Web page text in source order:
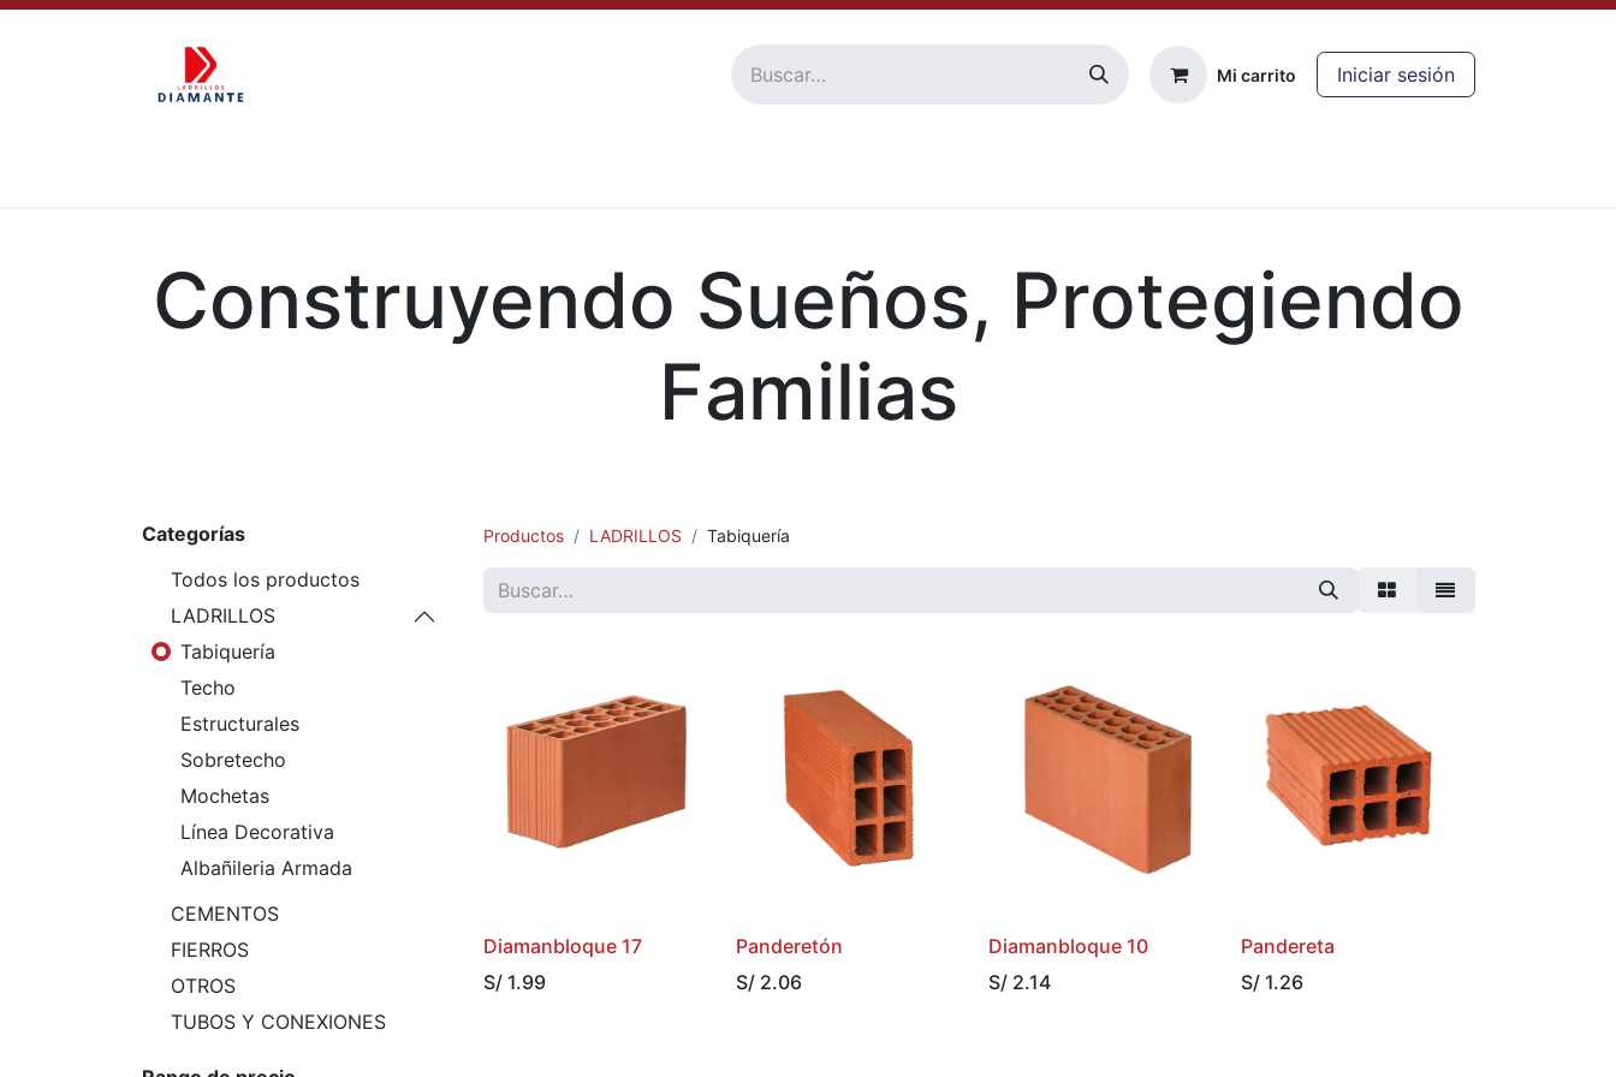
Mi carrito Iniciar sesión
Construyendo Sueños, Protegiendo
Familias
Categorías
Todos los productos
LADRILLOS
Tabiquería
Techo
Estructurales
Sobretecho
Mochetas
Línea Decorativa
Albañileria Armada
CEMENTOS
FIERROS
OTROS
TUBOS Y CONEXIONES
Productos LADRILLOS Tabiquería
Diamanbloque 17
S/ 1.99
Panderetón
S/ 2.06
Diamanbloque 10
S/ 2.14
Pandereta
S/ 1.26